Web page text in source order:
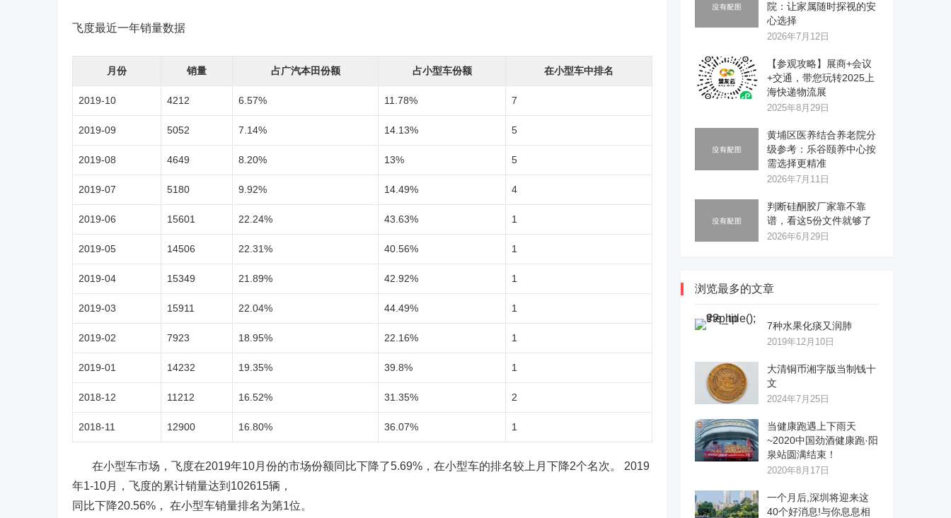
飞度最近一年销量数据
月份 销量 占广汽本田份额 占小型车份额 在小型车中排名
2019-10 4212 6.57% 11.78% 7
2019-09 5052 7.14% 14.13% 5
2019-08 4649 8.20% 13% 5
2019-07 5180 9.92% 14.49% 4
2019-06 15601 22.24% 43.63% 1
2019-05 14506 22.31% 40.56% 1
2019-04 15349 21.89% 42.92% 1
2019-03 15911 22.04% 44.49% 1
2019-02 7923 18.95% 22.16% 1
2019-01 14232 19.35% 39.8% 1
2018-12 11212 16.52% 31.35% 2
2018-11 12900 16.80% 36.07% 1
在小型车市场，飞度在2019年10月份的市场份额同比下降了5.69%，在小型车的排名较上月下降2个名次。 2019
年1-10月，飞度的累计销量达到102615辆，
同比下降20.56%， 在小型车销量排名为第1位。
院：让家属随时探视的安
心选择
2026年7月12日
【参观攻略】展商+会议
+交通，带您玩转2025上
海快递物流展
2025年8月29日
黄埔区医养结合养老院分
级参考：乐谷颐养中心按
需选择更精准
2026年7月11日
判断硅酮胶厂家靠不靠
谱，看这5份文件就够了
2026年6月29日
浏览最多的文章
7种水果化痰又润肺
2019年12月10日
大清铜币湘字版当制钱十
文
2024年7月25日
当健康跑遇上下雨天
~2020中国劲酒健康跑·阳
泉站圆满结束！
2020年8月17日
一个月后,深圳将迎来这
40个好消息!与你息息相